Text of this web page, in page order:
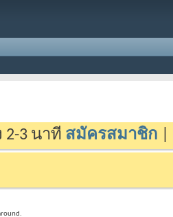
2-3 นาที สมัครสมาชิก